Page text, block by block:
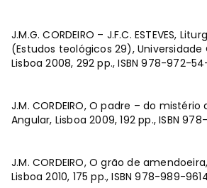
J.M.G. CORDEIRO – J.F.C. ESTEVES,
(Estudos teológicos 29), Universidade
Lisboa 2008, 292 pp., ISBN 978-972-
J.M. CORDEIRO, O padre – do
Angular, Lisboa 2009, 192 pp., ISBN
J.M. CORDEIRO, O grão de
Lisboa 2010, 175 pp., ISBN 978-989-